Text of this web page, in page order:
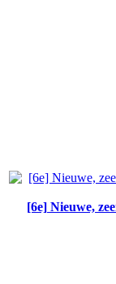
[6e] Nieuwe,